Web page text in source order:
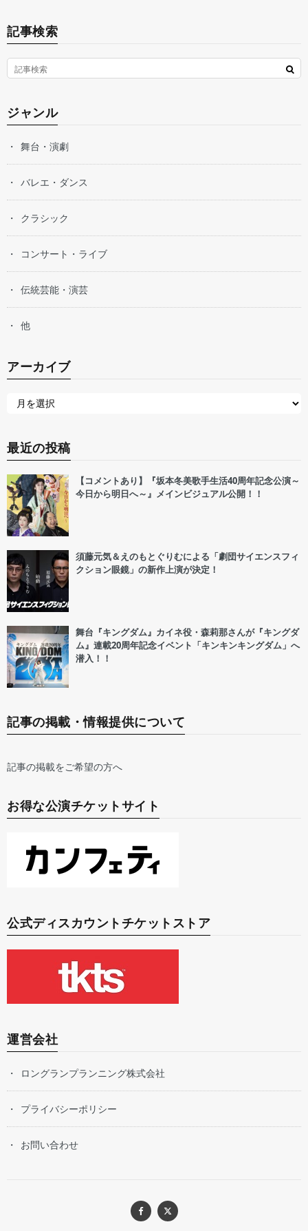
記事検索
ジャンル
舞台・演劇
バレエ・ダンス
クラシック
コンサート・ライブ
伝統芸能・演芸
他
アーカイブ
最近の投稿
【コメントあり】『坂本冬美歌手生活40周年記念公演～
今日から明日へ～』メインビジュアル公開！！
須藤元気＆えのもとぐりむによる「劇団サイエンスフィ
クション眼鏡」の新作上演が決定！
舞台『キングダム』カイネ役・森莉那さんが『キングダ
ム』連載20周年記念イベント「キンキンキングダム」へ
潜入！！
記事の掲載・情報提供について
記事の掲載をご希望の方へ
お得な公演チケットサイト
公式ディスカウントチケットストア
運営会社
ロングランプランニング株式会社
プライバシーポリシー
お問い合わせ